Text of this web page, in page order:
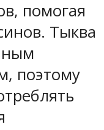
помогая
Тыква
поэтому